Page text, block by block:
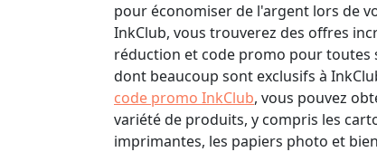
pour économiser de l'argent lors de
InkClub, vous trouverez des offres
réduction et code promo pour toutes
dont beaucoup sont exclusifs à
code promo InkClub, vous pouvez
variété de produits, y compris les
imprimantes, les papiers photo et